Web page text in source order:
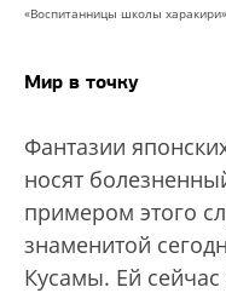
«Воспитанницы школы
Мир в точку
Фантазии
носят
примером этого
знаменитой
Кусамы. Ей сейчас